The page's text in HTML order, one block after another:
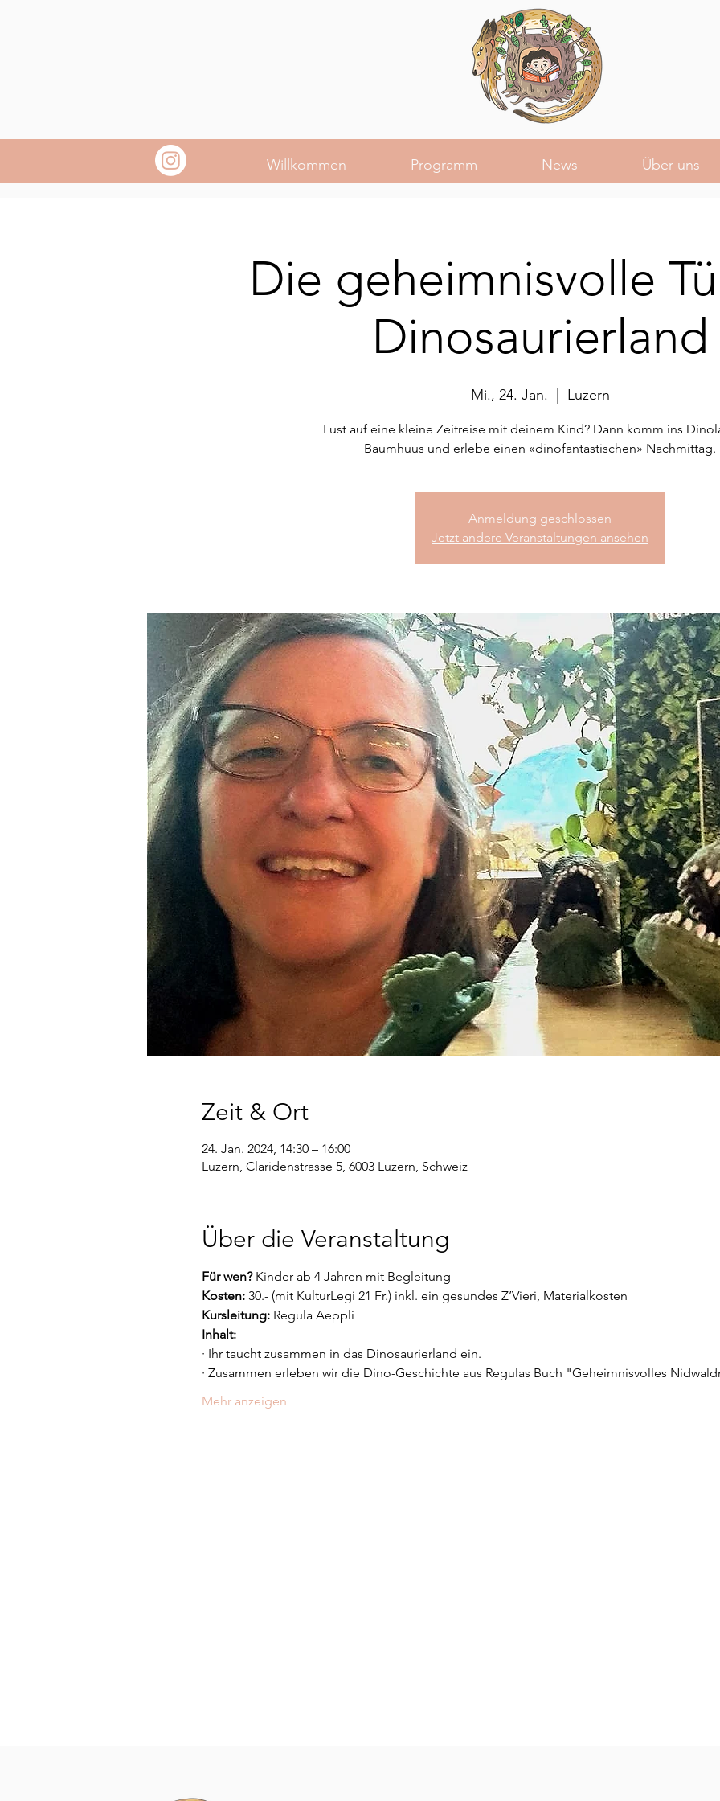
Willkommen Programm News Über uns
Die geheimnisvolle
Dinosaurierland
Mi., 24. Jan. Luzern
Lust auf eine kleine Zeitreise mit deinem Kind? Dann komm ins
Baumhuus und erlebe einen «dinofantastischen» Nachmittag.
Anmeldung geschlossen
Jetzt andere Veranstaltungen ansehen
Zeit & Ort
24. Jan. 2024, 14:30 – 16:00
Luzern, Claridenstrasse 5, 6003 Luzern, Schweiz
Über die Veranstaltung
Für wen? Kinder ab 4 Jahren mit Begleitung
Kosten: 30.- (mit KulturLegi 21 Fr.) inkl. ein gesundes Z’Vieri, Materialkosten
Kursleitung: Regula Aeppli
Inhalt:
· Ihr taucht zusammen in das Dinosaurierland ein.
· Zusammen erleben wir die Dino-Geschichte aus Regulas Buch "Geheimnisvolles
Mehr anzeigen